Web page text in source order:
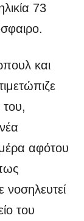
73
και
αφότου
νοσηλευτεί
του